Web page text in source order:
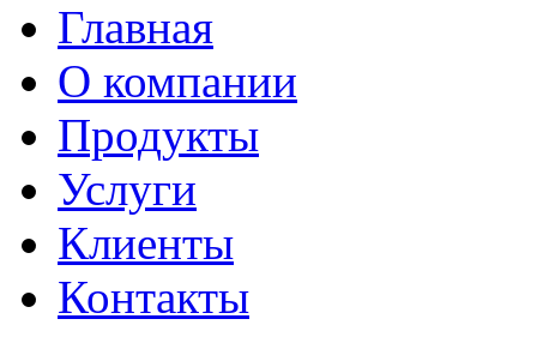
Главная
О компании
Продукты
Услуги
Клиенты
Контакты